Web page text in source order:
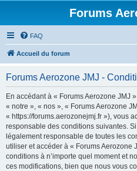
Forums
FAQ
Accueil du forum
Forums Aerozone JMJ -
En accédant à « Forums Aerozone JMJ
« notre », « nos », « Forums Aerozone
« https://forums.aerozonejmj.fr »), vous
responsable des conditions suivantes. Si
légalement responsable de toutes les
utiliser et accéder à « Forums Aerozone
conditions à n’importe quel moment et
ces modifications, bien que nous vous